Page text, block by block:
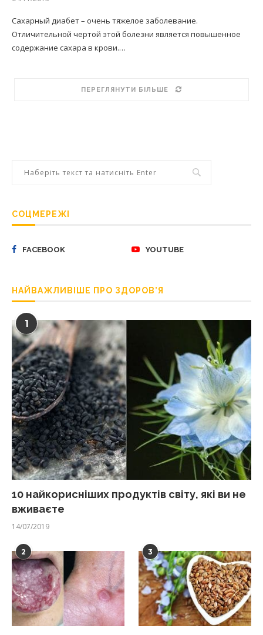
Сахарный диабет – очень тяжелое заболевание.
Отличительной чертой этой болезни является повышенное
содержание сахара в крови.…
ПЕРЕГЛЯНУТИ БІЛЬШЕ
СОЦМЕРЕЖІ
FACEBOOK YOUTUBE
НАЙВАЖЛИВІШЕ ПРО ЗДОРОВ’Я
1
10 найкорисніших продуктів світу, які ви не
вживаєте
14/07/2019
2 3